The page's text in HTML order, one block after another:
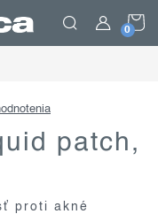
patch,
proti akné